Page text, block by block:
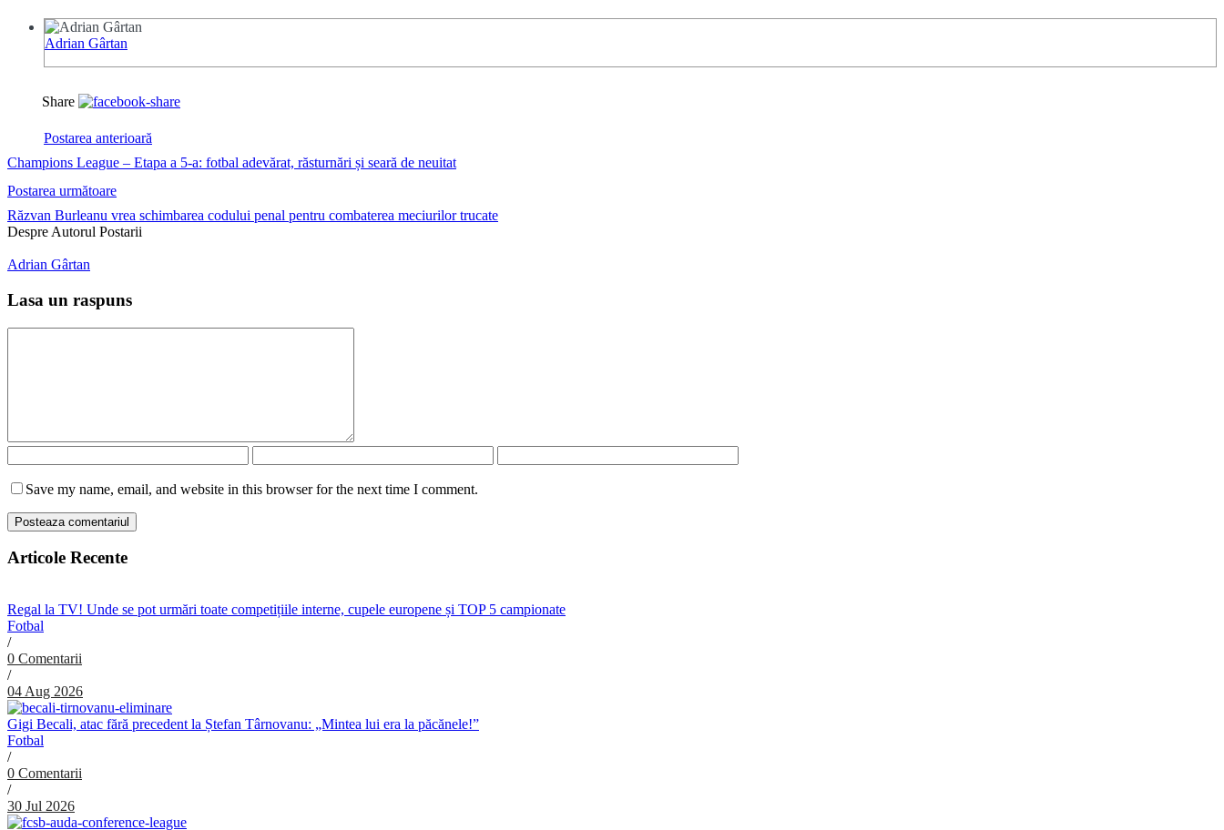
Adrian Gârtan
Share
Postarea anterioară
Champions League – Etapa a 5-a: fotbal adevărat, răsturnări și seară de neuitat
Postarea următoare
Răzvan Burleanu vrea schimbarea codului penal pentru combaterea meciurilor trucate
Despre Autorul Postarii
Adrian Gârtan
Lasa un raspuns
Save my name, email, and website in this browser for the next time I comment.
Articole Recente
Regal la TV! Unde se pot urmări toate competițiile interne, cupele europene și TOP 5 campionate
Fotbal
/
0 Comentarii
/
04 Aug 2026
Gigi Becali, atac fără precedent la Ștefan Târnovanu: „Mintea lui era la păcănele!”
Fotbal
/
0 Comentarii
/
30 Jul 2026